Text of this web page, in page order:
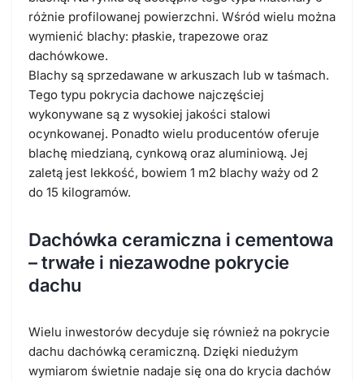
różnie profilowanej powierzchni. Wśród wielu można
wymienić blachy: płaskie, trapezowe oraz
dachówkowe.
Blachy są sprzedawane w arkuszach lub w taśmach.
Tego typu pokrycia dachowe najczęściej
wykonywane są z wysokiej jakości stalowi
ocynkowanej. Ponadto wielu producentów oferuje
blachę miedzianą, cynkową oraz aluminiową. Jej
zaletą jest lekkość, bowiem 1 m2 blachy waży od 2
do 15 kilogramów.
Dachówka ceramiczna i cementowa
– trwałe i niezawodne pokrycie
dachu
Wielu inwestorów decyduje się również na pokrycie
dachu dachówką ceramiczną. Dzięki niedużym
wymiarom świetnie nadaje się ona do krycia dachów